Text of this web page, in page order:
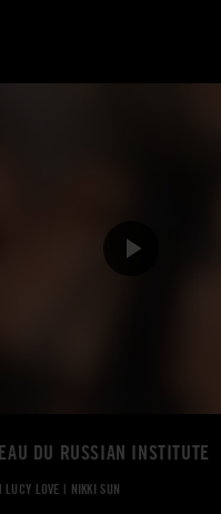
DU RUSSIAN INSTITUTE
| LUCY LOVE | NIKKI SUN